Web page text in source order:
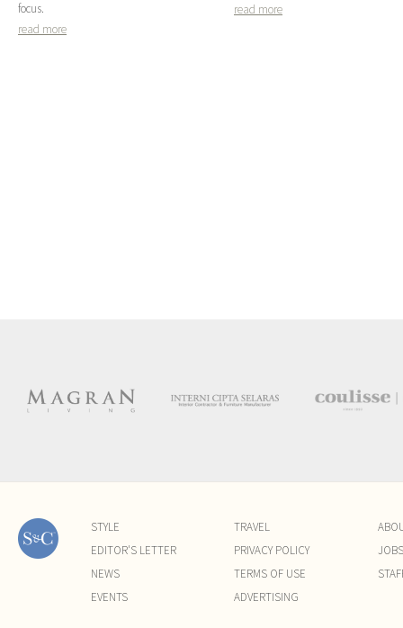
focus.
read more
read more
STYLE
EDITOR'S LETTER
NEWS
EVENTS
TRAVEL
PRIVACY POLICY
TERMS OF USE
ADVERTISING
JOBS